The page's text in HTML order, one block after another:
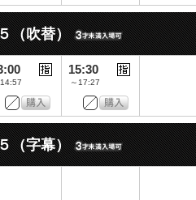
（吹替）
14:57
15:30
～17:27
（字幕）